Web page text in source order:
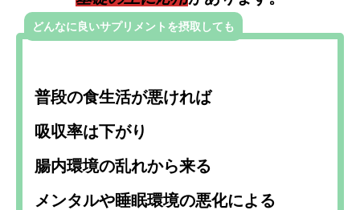
どんなに良いサプリメントを摂取しても
普段の食生活が悪ければ
吸収率は下がり
腸内環境の乱れから来る
メンタルや睡眠環境の悪化による